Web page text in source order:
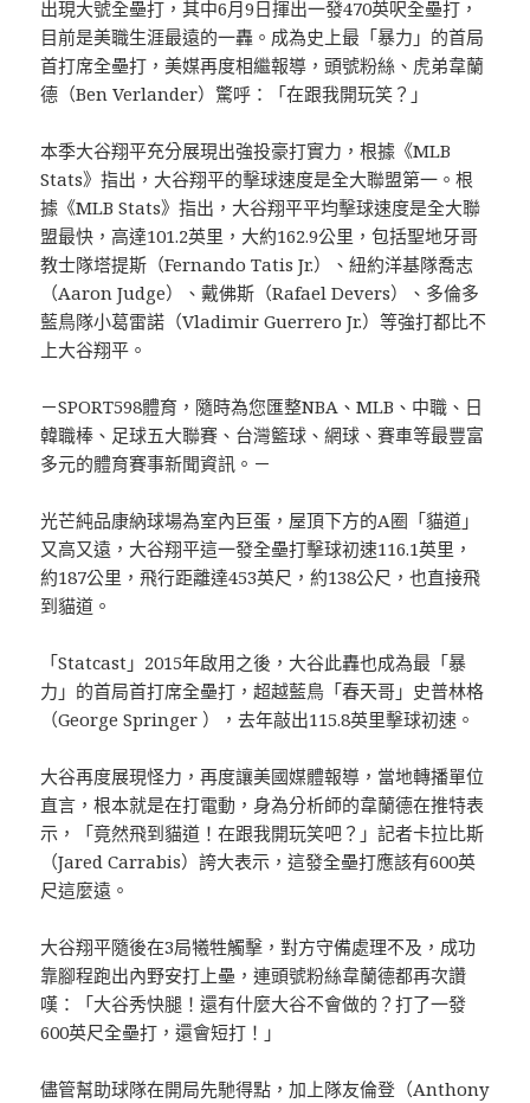
出現大號全壘打，其中6月9日揮出一發470英呎全壘打，
目前是美職生涯最遠的一轟。成為史上最「暴力」的首局
首打席全壘打，美媒再度相繼報導，頭號粉絲、虎弟韋蘭
德（Ben Verlander）驚呼：「在跟我開玩笑？」
本季大谷翔平充分展現出強投豪打實力，根據《MLB
Stats》指出，大谷翔平的擊球速度是全大聯盟第一。根
據《MLB Stats》指出，大谷翔平平均擊球速度是全大聯
盟最快，高達101.2英里，大約162.9公里，包括聖地牙哥
教士隊塔提斯（Fernando Tatis Jr​.）、紐約洋基隊喬志
（Aaron Judge）、戴佛斯（Rafael Devers）、多倫多
藍鳥隊小葛雷諾（Vladimir Guerrero Jr.）等強打都比不
上大谷翔平。
－SPORT598體育，隨時為您匯整NBA、MLB、中職、日
韓職棒、足球五大聯賽、台灣籃球、網球、賽車等最豐富
多元的體育賽事新聞資訊。－
光芒純品康納球場為室內巨蛋，屋頂下方的A圈「貓道」
又高又遠，大谷翔平這一發全壘打擊球初速116.1英里，
約187公里，飛行距離達453英尺，約138公尺，也直接飛
到貓道。
「Statcast」2015年啟用之後，大谷此轟也成為最「暴
力」的首局首打席全壘打，超越藍鳥「春天哥」史普林格
（George Springer ），去年敲出115.8英里擊球初速。
大谷再度展現怪力，再度讓美國媒體報導，當地轉播單位
直言，根本就是在打電動，身為分析師的韋蘭德在推特表
示，「竟然飛到貓道！在跟我開玩笑吧？」記者卡拉比斯
（Jared Carrabis）誇大表示，這發全壘打應該有600英
尺這麼遠。
大谷翔平隨後在3局犧牲觸擊，對方守備處理不及，成功
靠腳程跑出內野安打上壘，連頭號粉絲韋蘭德都再次讚
嘆：「大谷秀快腿！還有什麼大谷不會做的？打了一發
600英尺全壘打，還會短打！」
儘管幫助球隊在開局先馳得點，加上隊友倫登（Anthony